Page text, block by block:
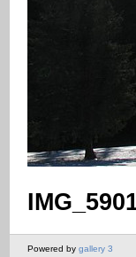
Powered by gallery 3